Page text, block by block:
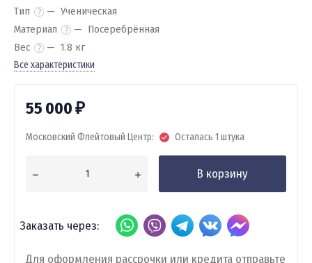
Тип
Ученическая
Материал
Посеребрённая
Вес
1.8 кг
Все характеристики
55 000₽
Московский Флейтовый Центр: Осталась 1 штука
В корзину
Заказать через:
Для оформления рассрочки или кредита отправьте